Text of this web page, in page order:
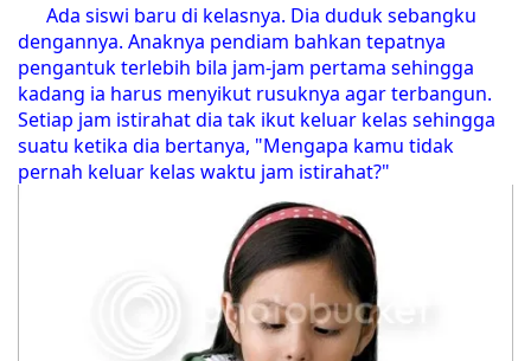
Ada siswi baru di kelasnya. Dia duduk sebangku
dengannya. Anaknya pendiam bahkan tepatnya
pengantuk terlebih bila jam-jam pertama sehingga
kadang ia harus menyikut rusuknya agar terbangun.
Setiap jam istirahat dia tak ikut keluar kelas sehingga
suatu ketika dia bertanya, "Mengapa kamu tidak
pernah keluar kelas waktu jam istirahat?"